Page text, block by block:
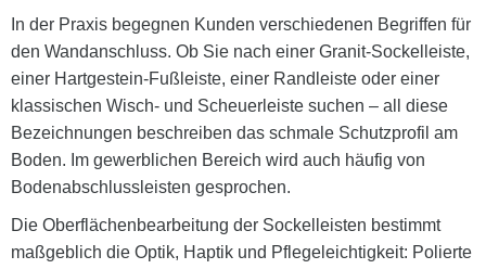
In der Praxis begegnen Kunden verschiedenen Begriffen für
den Wandanschluss. Ob Sie nach einer Granit-Sockelleiste,
einer Hartgestein-Fußleiste, einer Randleiste oder einer
klassischen Wisch- und Scheuerleiste suchen – all diese
Bezeichnungen beschreiben das schmale Schutzprofil am
Boden. Im gewerblichen Bereich wird auch häufig von
Bodenabschlussleisten gesprochen.
Die Oberflächenbearbeitung der Sockelleisten bestimmt
maßgeblich die Optik, Haptik und Pflegeleichtigkeit: Polierte